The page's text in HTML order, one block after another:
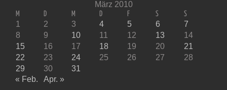
März 2010
M D M D F S S
1 2 3 4 5 6
7
8
9 10 11 12 13
14
15
16 17 18 19 20
21
22
23 24 25 26 27
28
29
30
31
« Feb.
Apr. »